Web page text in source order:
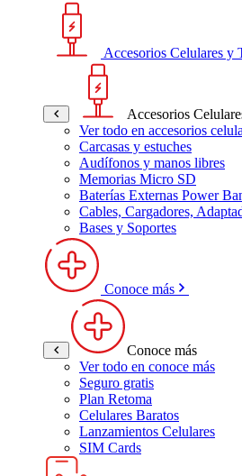
Accesorios Celulares y
Accesorios
Ver todo en accesorios
Carcasas y estuches
Audífonos y manos libres
Memorias Micro SD
Baterías Externas Power
Cables, Cargadores,
Bases y Soportes
Conoce más
Conoce más
Ver todo en conoce más
Seguro gratis
Plan Retoma
Celulares Baratos
Lanzamientos Celulares
SIM Cards